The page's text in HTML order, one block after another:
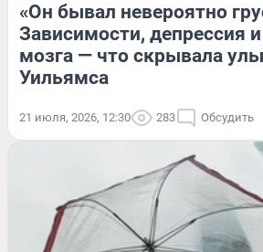
«Он бывал невероятно
Зависимости, депрессия
мозга — что скрывала
Уильямса
21 июля, 2026, 12:30 283 Обсудить